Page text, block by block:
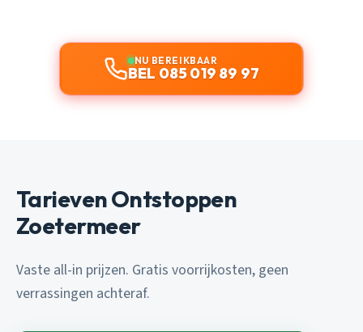
NU BEREIKBAAR
BEL 085 019 89 97
Tarieven Ontstoppen
Zoetermeer
Vaste all-in prijzen. Gratis voorrijkosten, geen
verrassingen achteraf.